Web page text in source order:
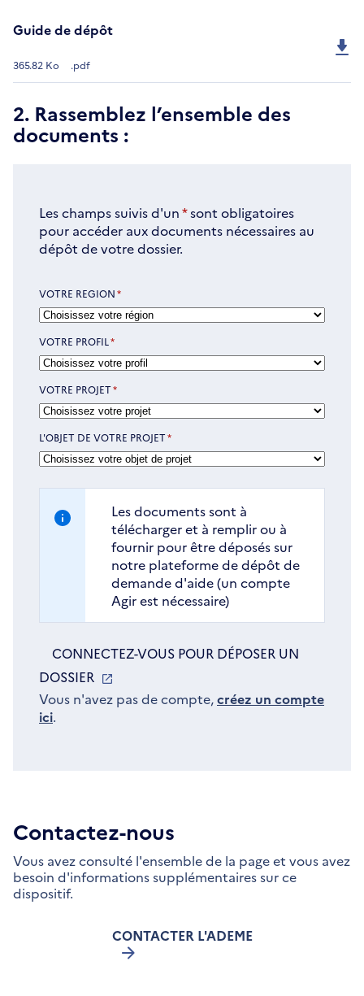
Guide de dépôt
365.82 Ko .pdf
2. Rassemblez l’ensemble des
documents :
Les champs suivis d'un*sont obligatoires
pour accéder aux documents nécessaires au
dépôt de votre dossier.
VOTRE REGION*
VOTRE PROFIL *
VOTRE PROJET*
L'OBJET DE VOTRE PROJET*
Les documents sont à
télécharger et à remplir ou à
fournir pour être déposés sur
notre plateforme de dépôt de
demande d'aide (un compte
Agir est nécessaire)
Vous n'avez pas de compte,créez un compte
ici.
CONNECTEZ-VOUS POUR DÉPOSER UN
DOSSIER
DANS
Contactez-nous
Vous avez consulté l'ensemble de la page et vous avez
besoin d'informations supplémentaires sur ce
dispositif.
CONTACTER L'ADEME